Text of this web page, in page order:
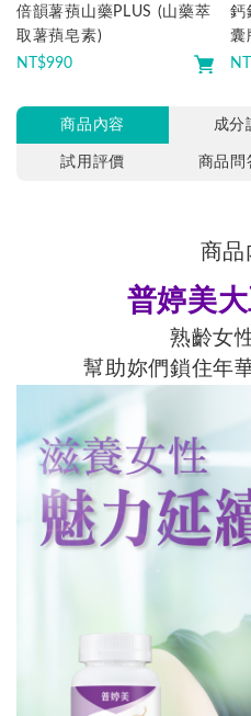
倍韻薯蕷山藥PLUS (山藥萃
取薯蕷皂素)
NT$990
鈣
囊
商品內容 成分
試用評價 商品問
商品
普婷美
熟齡女
幫助妳們鎖住年